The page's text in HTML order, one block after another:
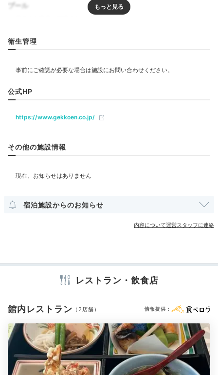
夕食一例①
京風会席料理を楽しめます。時期によっては、希少部位
「みすじ肉」やブランド和牛「神戸牛」が付くプランが
登場することもありますよ。贅沢なお料理に大満足♪
kkmr_323
て大満足です♪お刺身等は夫が食べましたが、とても新
橋を渡って
プール
リラクゼーション
和室
洋室 スイート インターネット利用可能
カラオケルーム
冷蔵庫 ミニバー
アイロン
セーフティボックス
洗浄機付トイレ 浴衣 歯ブラシ
くし・ブラシ ドライヤー 電気ポット 加湿器
※設備・アメニティは、確認が取れている情報を表示しています。
衛生管理
公式HP
https://www.gekkoen.co.jp/
その他の施設情報
宿泊施設からのお知らせ
内容について運営スタッフに連絡
レストラン・飲食店
館内レストラン （2店舗） 情報提供：